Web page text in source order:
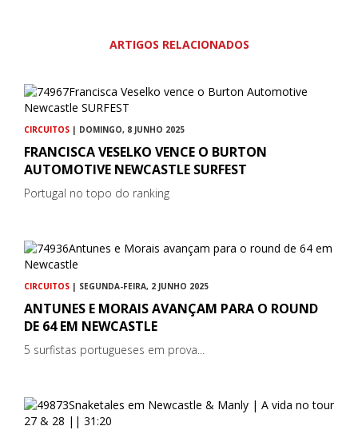
ARTIGOS RELACIONADOS
CIRCUITOS | DOMINGO, 8 JUNHO 2025
FRANCISCA VESELKO VENCE O BURTON
AUTOMOTIVE NEWCASTLE SURFEST
Portugal no topo do ranking
CIRCUITOS | SEGUNDA-FEIRA, 2 JUNHO 2025
ANTUNES E MORAIS AVANÇAM PARA O ROUND
DE 64 EM NEWCASTLE
5 surfistas portugueses em prova...